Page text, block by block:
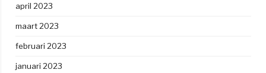
april 2023
maart 2023
februari 2023
januari 2023